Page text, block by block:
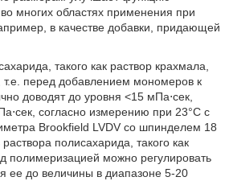
многих областях применения при
в качестве добавки, придающей
такого как раствор крахмала,
перед добавлением мономеров к
доводят до уровня <15 мПа⋅сек,
согласно измерению при 23°C с
Brookfield LVDV со шпинделем 18
полисахарида, такого как
полимеризацией можно регулировать
ее до величины в диапазоне 5-20